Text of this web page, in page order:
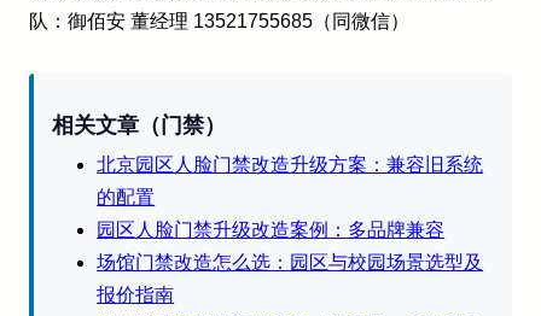
队：御佰安 董经理 13521755685（同微信）
相关文章（门禁）
北京园区人脸门禁改造升级方案：兼容旧系统
的配置
园区人脸门禁升级改造案例：多品牌兼容
场馆门禁改造怎么选：园区与校园场景选型及
报价指南